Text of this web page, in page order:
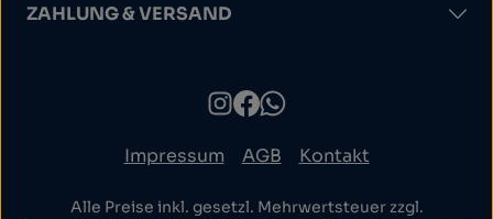
ZAHLUNG & VERSAND
Impressum AGB Kontakt
Alle Preise inkl. gesetzl. Mehrwertsteuer zzgl.